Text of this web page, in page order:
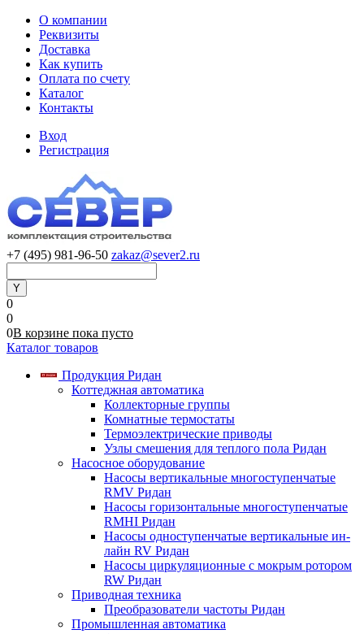
О компании
Реквизиты
Доставка
Как купить
Оплата по счету
Каталог
Контакты
Вход
Регистрация
+7 (495) 981-96-50 zakaz@sever2.ru
0
0
0В корзине пока пусто
Каталог товаров
Продукция Ридан
Коттеджная автоматика
Коллекторные группы
Комнатные термостаты
Термоэлектрические приводы
Узлы смешения для теплого пола Ридан
Насосное оборудование
Насосы вертикальные многоступенчатые
RMV Ридан
Насосы горизонтальные многоступенчатые
RMHI Ридан
Насосы одноступенчатые вертикальные ин-
лайн RV Ридан
Насосы циркуляционные с мокрым ротором
RW Ридан
Приводная техника
Преобразователи частоты Ридан
Промышленная автоматика